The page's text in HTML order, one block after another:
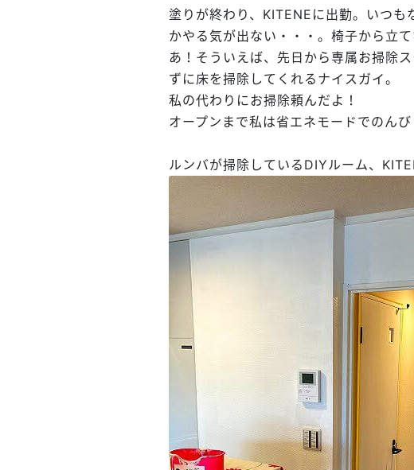
塗りが終わり、KITENEに出勤。いつ
かやる気が出ない・・・。椅子から立て
あ！そういえば、先日から専属お掃除
ずに床を掃除してくれるナイスガイ。
私の代わりにお掃除頼んだよ！
オープンまで私は省エネモードでのん
ルンバが掃除しているDIYルーム、